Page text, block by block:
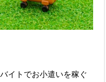
イトでお小遣いを稼ぐ